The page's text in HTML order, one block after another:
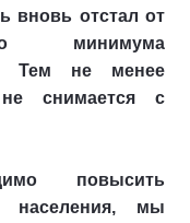
вновь отстал от
минимума
Тем не менее
снимается с
повысить
населения, мы